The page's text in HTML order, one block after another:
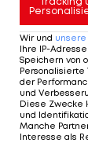
Ab Juli
aufgrund
Zwischen
aufgrund
Wir und unsere
Ihre IP-
Speichern von
der
und
Diese Zwecke
und
Manche
Interesse als